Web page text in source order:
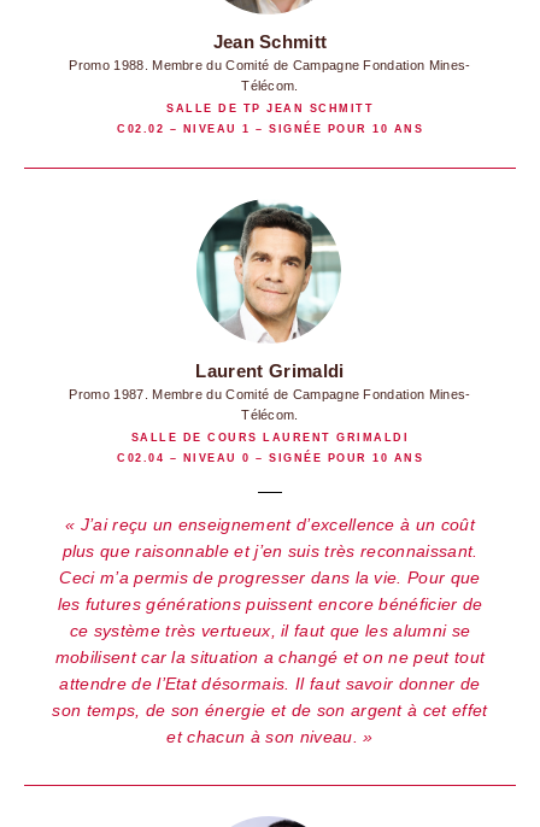
Jean Schmitt
Promo 1988. Membre du Comité de Campagne Fondation Mines-
Télécom.
SALLE DE TP JEAN SCHMITT
C02.02 – NIVEAU 1 – SIGNÉE POUR 10 ANS
Laurent Grimaldi
Promo 1987. Membre du Comité de Campagne Fondation Mines-
Télécom.
SALLE DE COURS LAURENT GRIMALDI
C02.04 – NIVEAU 0 – SIGNÉE POUR 10 ANS
J’ai reçu un enseignement d’excellence à un coût
plus que raisonnable et j’en suis très reconnaissant.
Ceci m’a permis de progresser dans la vie. Pour que
les futures générations puissent encore bénéficier de
ce système très vertueux, il faut que les alumni se
mobilisent car la situation a changé et on ne peut tout
attendre de l’Etat désormais. Il faut savoir donner de
son temps, de son énergie et de son argent à cet effet
et chacun à son niveau.